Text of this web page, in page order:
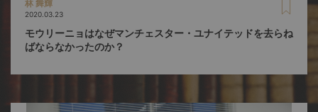
林 舞輝
2020.03.23
モウリーニョはなぜマンチェスター・ユナイテッドを去らね
ばならなかったのか？